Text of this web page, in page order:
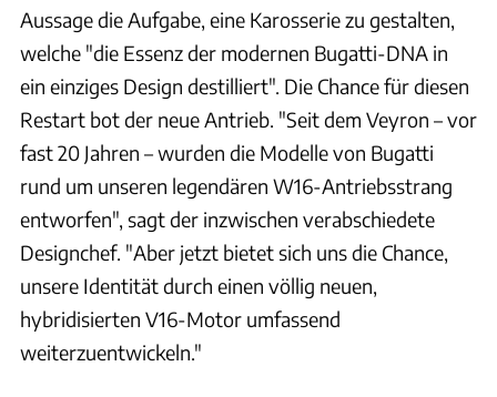
Aussage die Aufgabe, eine Karosserie zu gestalten,
welche "die Essenz der modernen Bugatti-DNA in
ein einziges Design destilliert". Die Chance für diesen
Restart bot der neue Antrieb. "Seit dem Veyron – vor
fast 20 Jahren – wurden die Modelle von Bugatti
rund um unseren legendären W16-Antriebsstrang
entworfen", sagt der inzwischen verabschiedete
Designchef. "Aber jetzt bietet sich uns die Chance,
unsere Identität durch einen völlig neuen,
hybridisierten V16-Motor umfassend
weiterzuentwickeln."